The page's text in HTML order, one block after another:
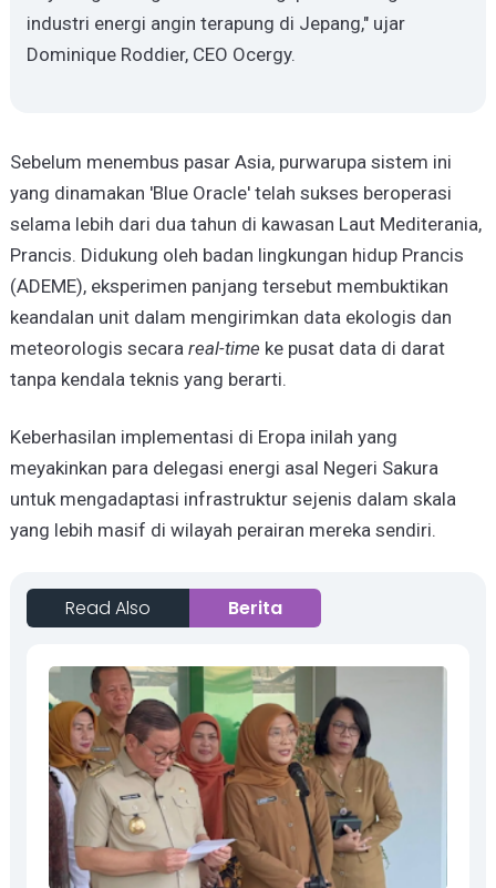
industri energi angin terapung di Jepang," ujar
Dominique Roddier, CEO Ocergy.
Sebelum menembus pasar Asia, purwarupa sistem ini
yang dinamakan 'Blue Oracle' telah sukses beroperasi
selama lebih dari dua tahun di kawasan Laut Mediterania,
Prancis. Didukung oleh badan lingkungan hidup Prancis
(ADEME), eksperimen panjang tersebut membuktikan
keandalan unit dalam mengirimkan data ekologis dan
meteorologis secara real-time ke pusat data di darat
tanpa kendala teknis yang berarti.
Keberhasilan implementasi di Eropa inilah yang
meyakinkan para delegasi energi asal Negeri Sakura
untuk mengadaptasi infrastruktur sejenis dalam skala
yang lebih masif di wilayah perairan mereka sendiri.
Read Also Berita